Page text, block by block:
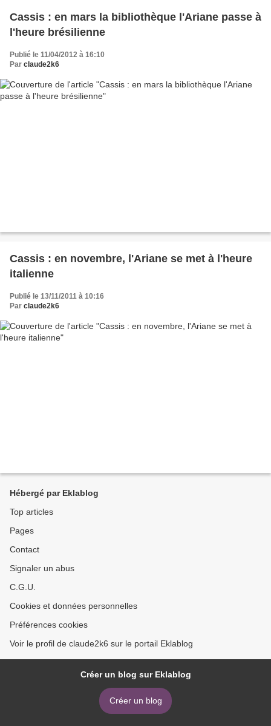
Cassis : en mars la bibliothèque l'Ariane passe à
l'heure brésilienne
Publié le 11/04/2012 à 16:10
Par claude2k6
Cassis : en novembre, l'Ariane se met à l'heure
italienne
Publié le 13/11/2011 à 10:16
Par claude2k6
Hébergé par Eklablog
Top articles
Pages
Contact
Signaler un abus
C.G.U.
Cookies et données personnelles
Préférences cookies
Voir le profil de claude2k6 sur le portail Eklablog
Créer un blog sur Eklablog
Créer un blog